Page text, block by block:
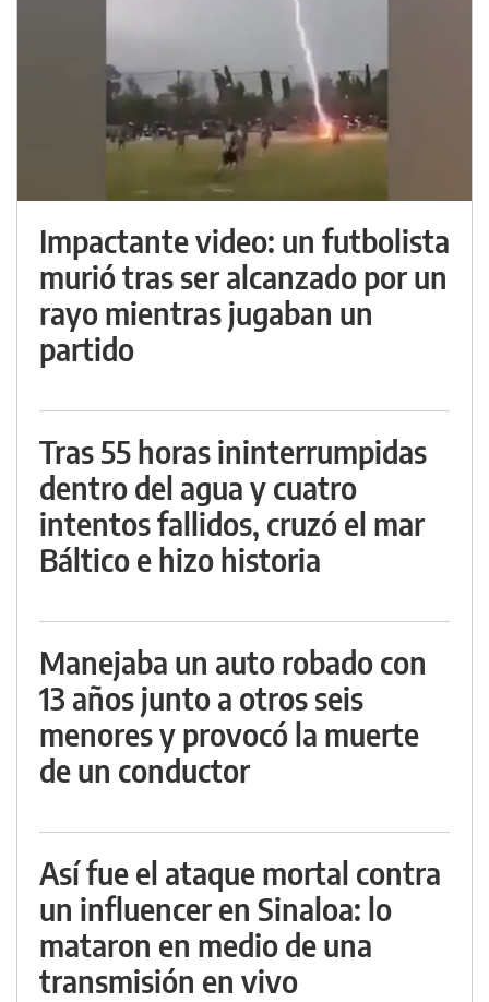
Impactante video: un futbolista
murió tras ser alcanzado por un
rayo mientras jugaban un
partido
Tras 55 horas ininterrumpidas
dentro del agua y cuatro
intentos fallidos, cruzó el mar
Báltico e hizo historia
Manejaba un auto robado con
13 años junto a otros seis
menores y provocó la muerte
de un conductor
Así fue el ataque mortal contra
un influencer en Sinaloa: lo
mataron en medio de una
transmisión en vivo